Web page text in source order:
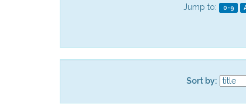
Jump to: 0-9
Sort by: